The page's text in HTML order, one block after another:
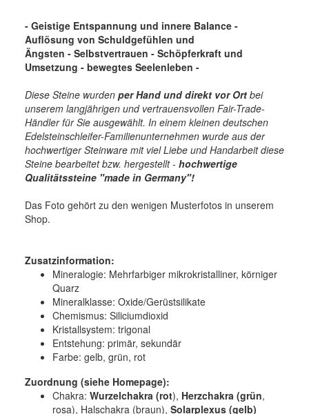
- Geistige Entspannung und innere Balance -
Auflösung von Schuldgefühlen und
Ängsten - Selbstvertrauen - Schöpferkraft und
Umsetzung - bewegtes Seelenleben -
Diese Steine wurden per Hand und direkt vor Ort bei
unserem langjährigen und vertrauensvollen Fair-Trade-
Händler für Sie ausgewählt. In einem kleinen deutschen
Edelsteinschleifer-Familienunternehmen wurde aus der
hochwertiger Steinware mit viel Liebe und Handarbeit diese
Steine bearbeitet bzw. hergestellt - hochwertige
Qualitätssteine "made in Germany"!
Das Foto gehört zu den wenigen Musterfotos in unserem
Shop.
Zusatzinformation:
Mineralogie: Mehrfarbiger mikrokristalliner, körniger
Quarz
Mineralklasse: Oxide/Gerüstsilikate
Chemismus: Siliciumdioxid
Kristallsystem: trigonal
Entstehung: primär, sekundär
Farbe: gelb, grün, rot
Zuordnung (siehe Homepage):
Chakra: Wurzelchakra (rot), Herzchakra (grün,
rosa), Halschakra (braun), Solarplexus (gelb)